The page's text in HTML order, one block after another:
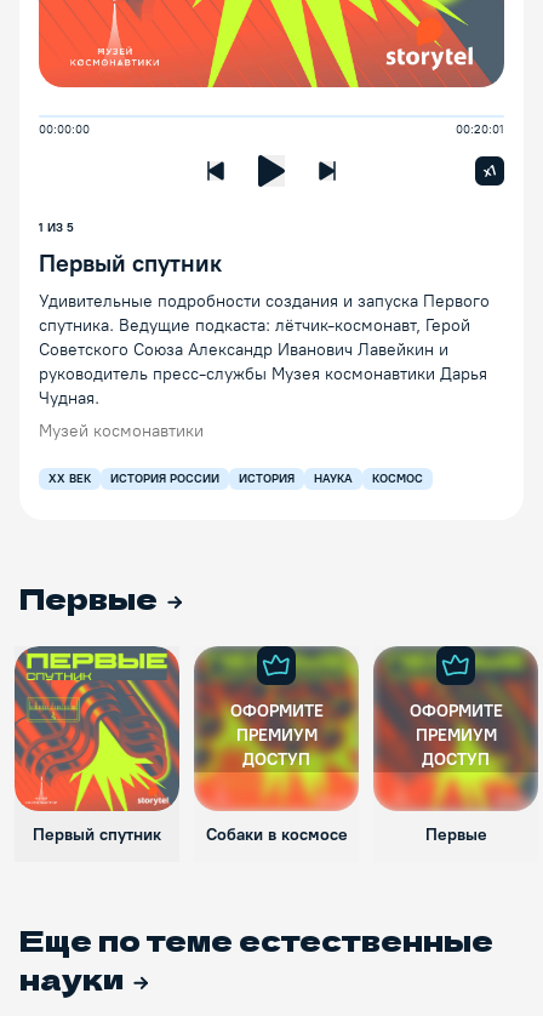
00:00:00 00:20:01
Предыдущая лекцияСледующая лекция
x1
1 ИЗ 5
Первый спутник
Удивительные подробности создания и запуска Первого
спутника. Ведущие подкаста: лётчик-космонавт, Герой
Советского Союза Александр Иванович Лавейкин и
руководитель пресс-службы Музея космонавтики Дарья
Чудная.
Музей космонавтики
XX ВЕК ИСТОРИЯ РОССИИ ИСТОРИЯ НАУКА КОСМОС
Первые
Первый спутник
ОФОРМИТЕ
ПРЕМИУМ
ДОСТУП
Собаки в космосе
ОФОРМИТЕ
ПРЕМИУМ
ДОСТУП
Первые
Еще по теме естественные
науки